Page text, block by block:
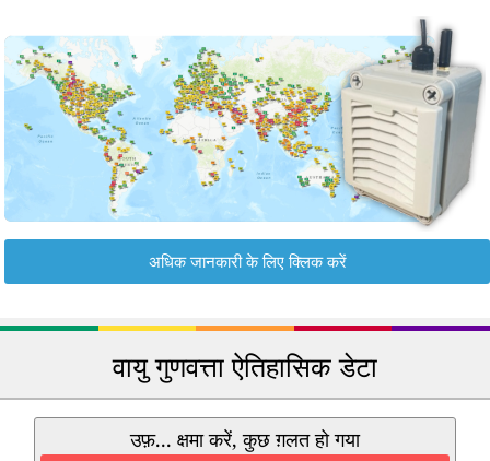
अधिक जानकारी के लिए क्लिक करें
वायु गुणवत्ता ऐतिहासिक डेटा
उफ़... क्षमा करें, कुछ ग़लत हो गया